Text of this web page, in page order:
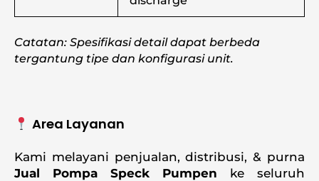
Catatan: Spesifikasi detail dapat berbeda
tergantung tipe dan konfigurasi unit.
Area Layanan
Kami melayani penjualan, distribusi, & purna
Jual
Pompa Speck Pumpen ke seluruh